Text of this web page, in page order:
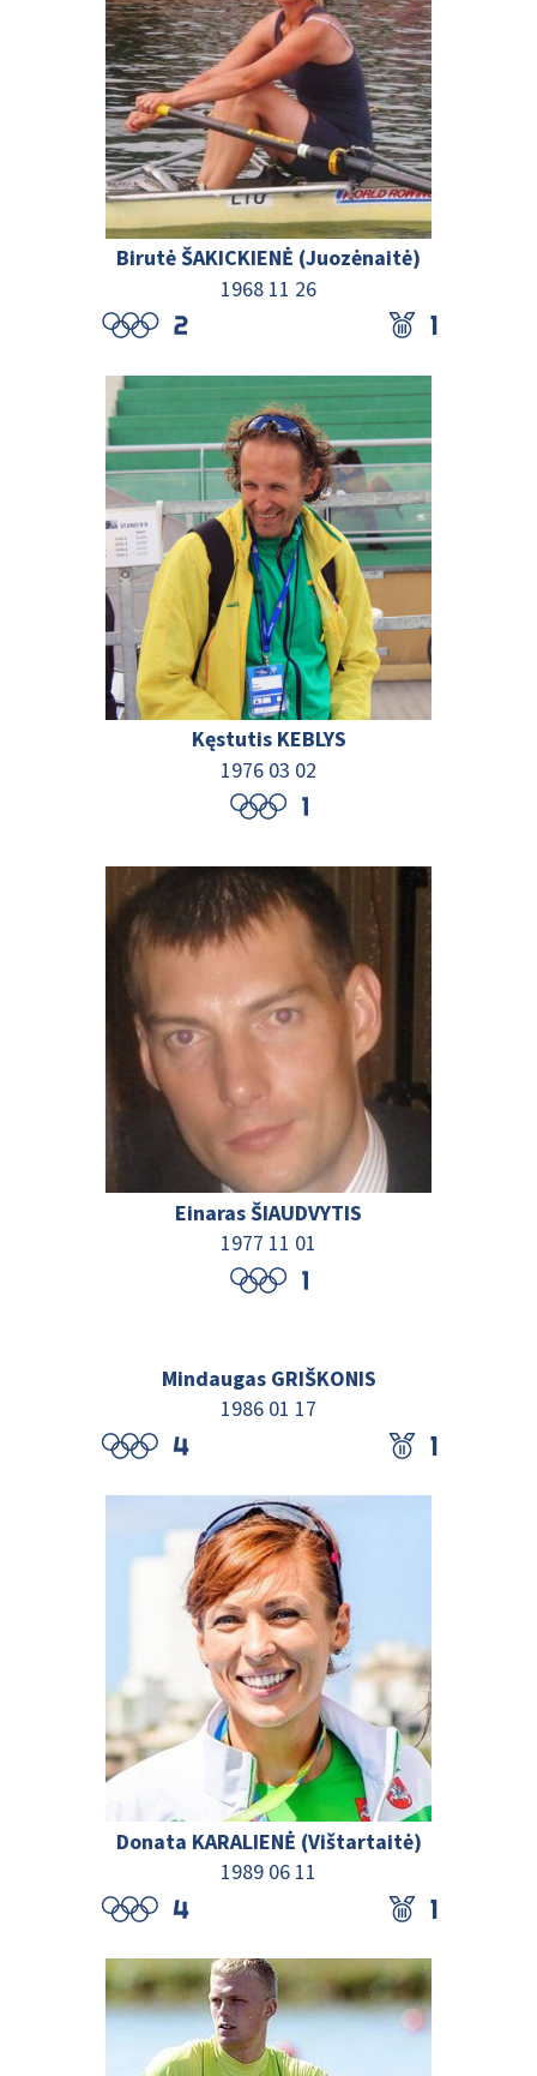
Birutė ŠAKICKIENĖ (Juozėnaitė)
1968 11 26
Kęstutis KEBLYS
1976 03 02
Einaras ŠIAUDVYTIS
1977 11 01
Mindaugas GRIŠKONIS
1986 01 17
Donata KARALIENĖ (Vištartaitė)
1989 06 11